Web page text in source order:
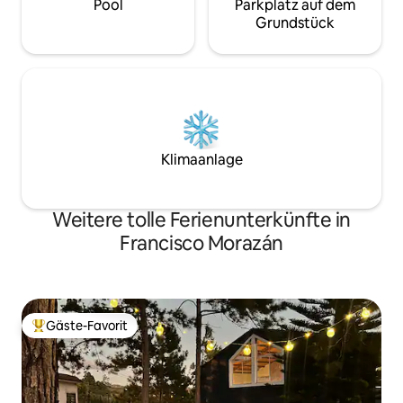
Pool
Parkplatz auf dem
Grundstück
Klimaanlage
Weitere tolle Ferienunterkünfte in
Francisco Morazán
Beliebter Gäste-Favorit.
Gäste-Favorit